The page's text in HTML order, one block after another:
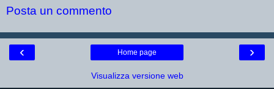
Posta un commento
‹ ›
Home page
Visualizza versione web